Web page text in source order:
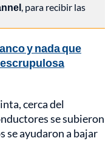
, para recibir las
y nada que
cerca del
se subieron
se ayudaron a bajar